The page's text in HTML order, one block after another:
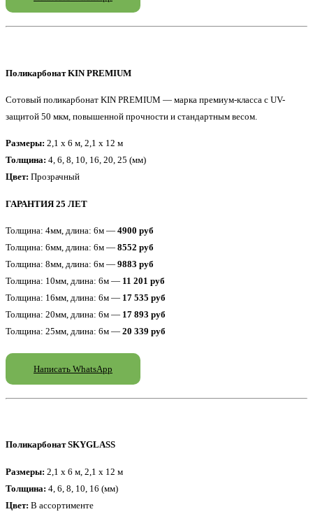
Поликарбонат KIN PREMIUM
Сотовый поликарбонат KIN PREMIUM — марка премиум-класса с UV-
защитой 50 мкм, повышенной прочности и стандартным весом.
Размеры: 2,1 x 6 м, 2,1 x 12 м
Толщина: 4, 6, 8, 10, 16, 20, 25 (мм)
Цвет: Прозрачный
ГАРАНТИЯ 25 ЛЕТ
Толщина: 4мм, длина: 6м — 4900 руб
Толщина: 6мм, длина: 6м — 8552 руб
Толщина: 8мм, длина: 6м — 9883 руб
Толщина: 10мм, длина: 6м — 11 201 руб
Толщина: 16мм, длина: 6м — 17 535 руб
Толщина: 20мм, длина: 6м — 17 893 руб
Толщина: 25мм, длина: 6м — 20 339 руб
Написать WhatsApp
Поликарбонат SKYGLASS
Размеры: 2,1 x 6 м, 2,1 x 12 м
Толщина: 4, 6, 8, 10, 16 (мм)
Цвет: В ассортименте